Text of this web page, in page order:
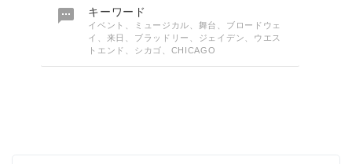
 キーワード
イベント、ミュージカル、舞台、ブロードウェ
イ、来日、ブラッドリー、ジェイデン、ウエス
トエンド、シカゴ、CHICAGO